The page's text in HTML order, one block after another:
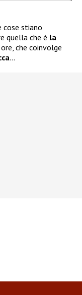
cose stiano
quella che è la
che coinvolge
…